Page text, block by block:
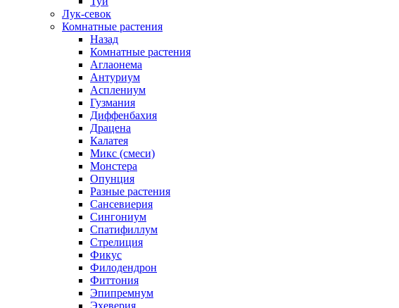
Лук-севок
Комнатные растения
Назад
Комнатные растения
Аглаонема
Антуриум
Асплениум
Гузмания
Диффенбахия
Драцена
Калатея
Микс (смеси)
Монстера
Опунция
Разные растения
Сансевиерия
Сингониум
Спатифиллум
Стрелиция
Фикус
Филодендрон
Фиттония
Эпипремнум
Эхеверия